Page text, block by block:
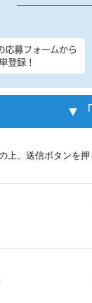
▼
上、送信ボタンを押